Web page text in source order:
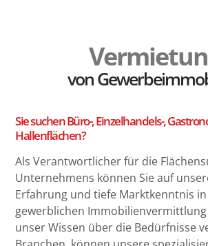
von
Sie suchen Büro-, Einzelhandels-,
Hallenflächen?
Als Verantwortlicher für die
Unternehmens können Sie auf
Erfahrung und tiefe Marktkenntnis
gewerblichen
unser Wissen über die Bedürfnisse